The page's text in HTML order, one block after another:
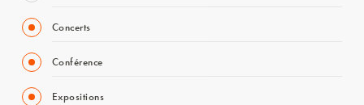
Concerts
Conférence
Expositions